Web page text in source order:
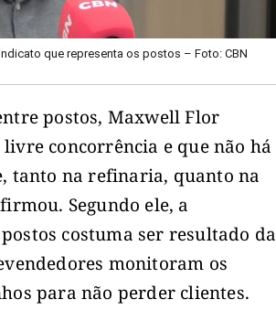
que representa os postos – Foto: CBN
postos, Maxwell Flor
concorrência e que não há
tanto na refinaria, quanto na
Segundo ele, a
costuma ser resultado da
monitoram os
para não perder clientes.